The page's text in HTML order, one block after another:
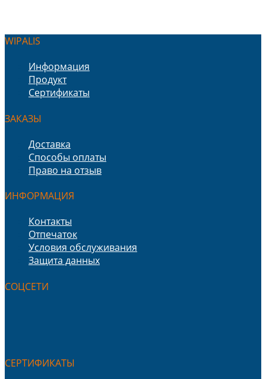
WIPALIS
Информация
Продукт
Сертификаты
ЗАКАЗЫ
Доставка
Способы оплаты
Право на отзыв
ИНФОРМАЦИЯ
Контакты
Отпечаток
Условия обслуживания
Защита данных
СОЦСЕТИ
СЕРТИФИКАТЫ